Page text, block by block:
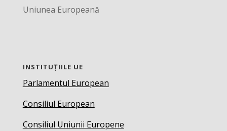
Uniunea Europeană
INSTITUȚIILE UE
Parlamentul European
Consiliul European
Consiliul Uniunii Europene